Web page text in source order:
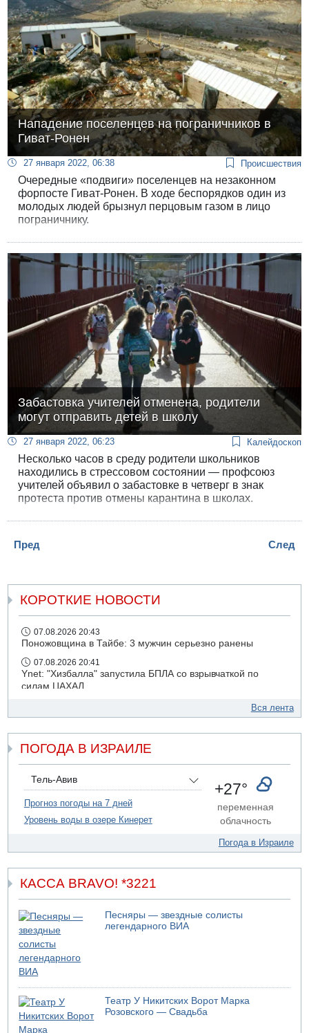
Нападение поселенцев на пограничников в
Гиват-Ронен
27 января 2022, 06:38 Происшествия
Очередные «подвиги» поселенцев на незаконном
форпосте Гиват-Ронен. В ходе беспорядков один из
молодых людей брызнул перцовым газом в лицо
пограничнику.
Забастовка учителей отменена, родители
могут отправить детей в школу
27 января 2022, 06:23 Калейдоскоп
Несколько часов в среду родители школьников
находились в стрессовом состоянии — профсоюз
учителей объявил о забастовке в четверг в знак
протеста против отмены карантина в школах.
Пред След
КОРОТКИЕ НОВОСТИ
07.08.2026 20:43
Поножовщина в Тайбе: 3 мужчин серьезно ранены
07.08.2026 20:41
Ynet: "Хизбалла" запустила БПЛА со взрывчаткой по
силам ЦАХАЛ
ДТП в Ашдоде: тяжело ранены двое маленьких детей
07.08.2026 19:14
Скончался водитель, врезавшийся в стену в
07.08.2026 17:57
Подозреваемый в домогательствах в хостеле - Гильбоа
Дахан
07.08.2026 17:55
коррупционных отношениях с Йоавом Элиаси
Вся лента
ПОГОДА В ИЗРАИЛЕ
Тель-Авив
Прогноз погоды на 7 дней
Уровень воды в озере Кинерет
+27°
переменная
облачность
Погода в Израиле
КАССА BRAVO! *3221
Песняры — звездные солисты
легендарного ВИА
Театр У Никитских Ворот Марка
Розовского — Свадьба